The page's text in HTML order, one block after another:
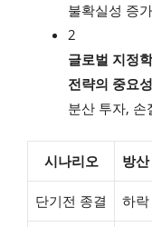
불확실성 증
2
글로벌 지정
전략의 중요
분산 투자, 손
시나리오 방산
단기전 종결 하락